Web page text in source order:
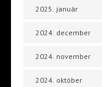
2025. január
2024. december
2024. november
2024. október